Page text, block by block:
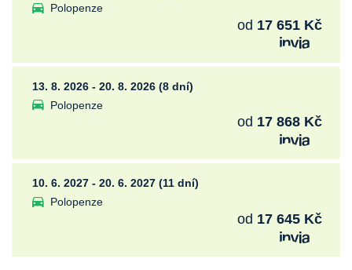
Polopenze
od 17 651 Kč
13. 8. 2026 - 20. 8. 2026 (8 dní)
Polopenze
od 17 868 Kč
10. 6. 2027 - 20. 6. 2027 (11 dní)
Polopenze
od 17 645 Kč